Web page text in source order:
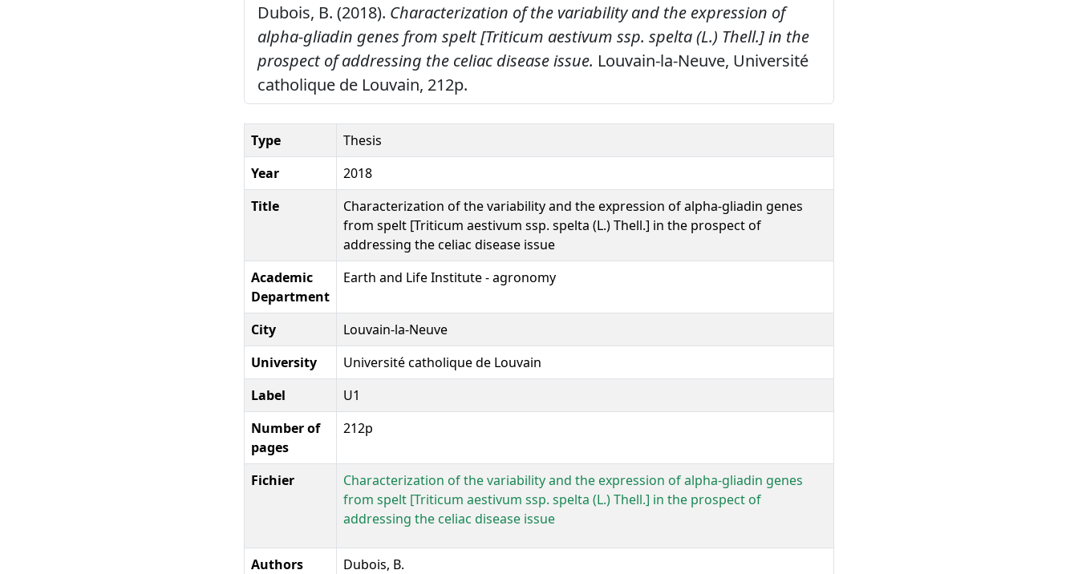
Dubois, B. (2018). Characterization of the variability and the expression of
alpha-gliadin genes from spelt [Triticum aestivum ssp. spelta (L.) Thell.] in the
prospect of addressing the celiac disease issue. Louvain-la-Neuve, Université
catholique de Louvain, 212p.
Type
Thesis
Year
2018
Title
Characterization of the variability and the expression of alpha-gliadin genes
from spelt [Triticum aestivum ssp. spelta (L.) Thell.] in the prospect of
addressing the celiac disease issue
Academic
Department
Earth and Life Institute - agronomy
City
Louvain-la-Neuve
University
Université catholique de Louvain
Label
U1
Number of
pages
212p
Fichier
Characterization of the variability and the expression of alpha-gliadin genes
from spelt [Triticum aestivum ssp. spelta (L.) Thell.] in the prospect of
addressing the celiac disease issue
Authors Dubois, B.